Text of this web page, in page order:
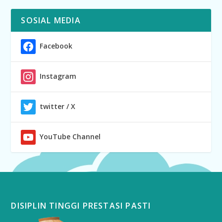
SOSIAL MEDIA
Facebook
Instagram
twitter / X
YouTube Channel
DISIPLIN TINGGI PRESTASI PASTI